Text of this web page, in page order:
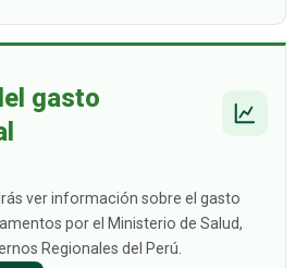
gasto
ver información sobre el gasto
por el Ministerio de Salud,
Regionales del Perú.